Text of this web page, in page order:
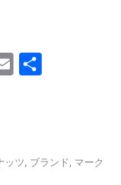
E
m
ッツ, ブランド, マーク